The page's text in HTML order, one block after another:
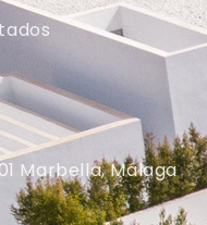
Marbella, Málaga